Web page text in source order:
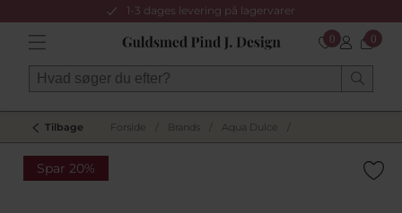
1-3 dages levering på lagervarer
0 0
Tilbage Forside Brands Aqua Dulce
Spar 20%